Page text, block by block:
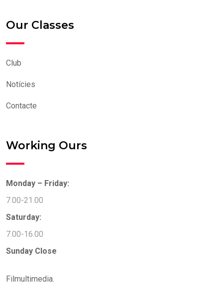
Our Classes
Club
Notícies
Contacte
Working Ours
Monday – Friday:
7.00-21.00
Saturday:
7.00-16.00
Sunday Close
Filmultimedia.